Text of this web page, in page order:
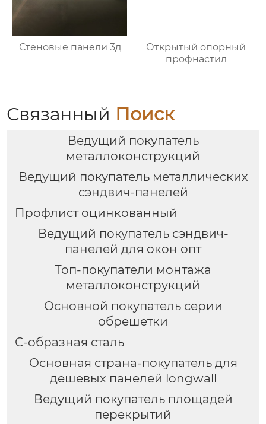
Стеновые панели 3д
Открытый опорный
профнастил
Связанный Поиск
Ведущий покупатель
металлоконструкций
Ведущий покупатель металлических
сэндвич-панелей
Профлист оцинкованный
Ведущий покупатель сэндвич-
панелей для окон опт
Топ-покупатели монтажа
металлоконструкций
Основной покупатель серии
обрешетки
С-образная сталь
Основная страна-покупатель для
дешевых панелей longwall
Ведущий покупатель площадей
перекрытий